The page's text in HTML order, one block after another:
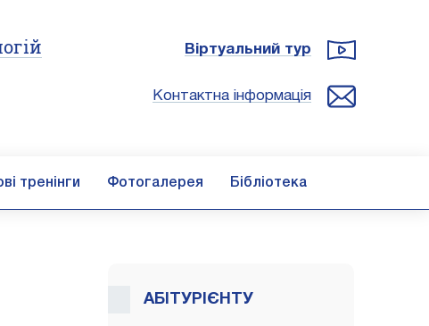
Віртуальний тур
Контактна інформація
тренінги Фотогалерея Бібліотека
АБІТУРІЄНТУ